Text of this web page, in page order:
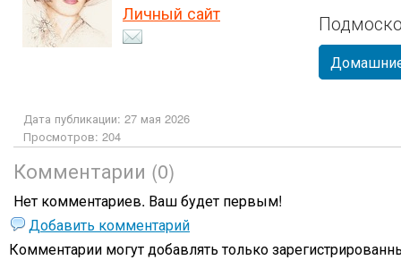
Личный сайт
Дата публикации: 27 мая 2026
Просмотров: 204
Комментарии (0)
Нет комментариев. Ваш будет первым!
Добавить комментарий
Комментарии могут добавлять только